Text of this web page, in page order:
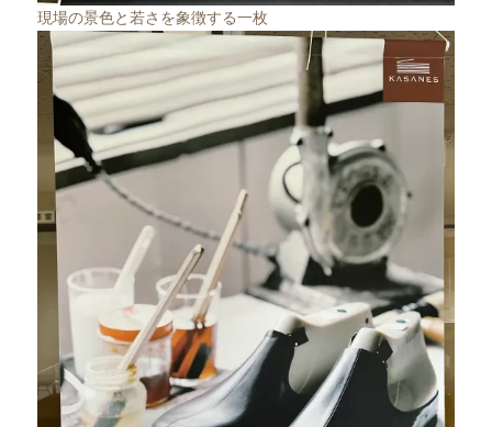
現場の景色と若さを象徴する一枚